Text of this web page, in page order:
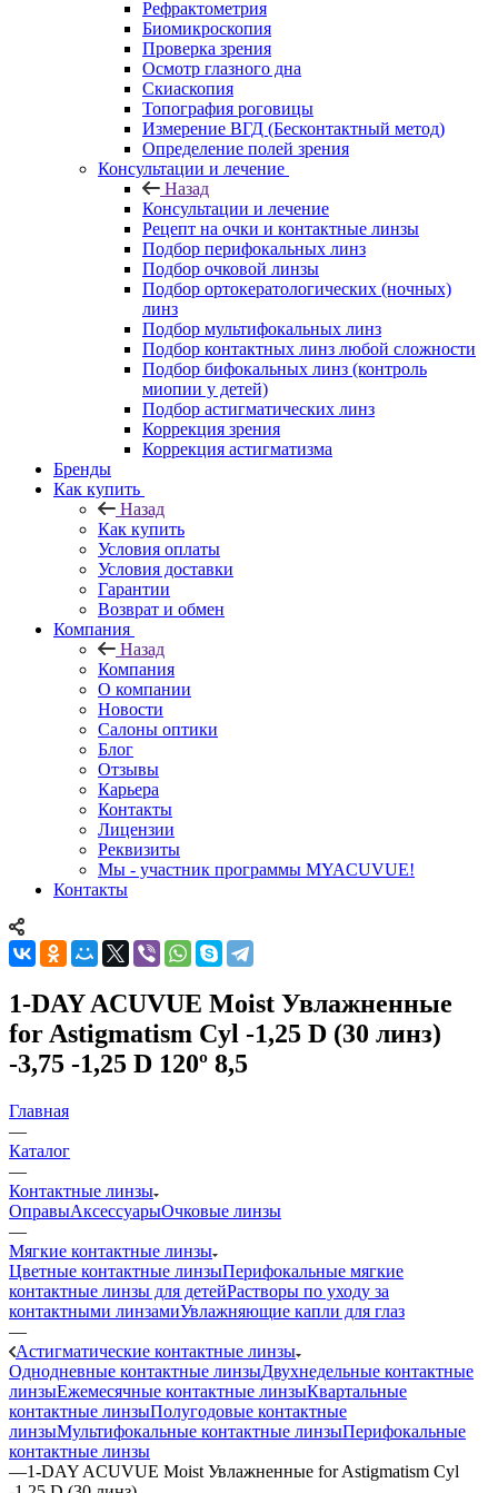
Рефрактометрия
Биомикроскопия
Проверка зрения
Осмотр глазного дна
Скиаскопия
Топография роговицы
Измерение ВГД (Бесконтактный метод)
Определение полей зрения
Консультации и лечение
Назад
Консультации и лечение
Рецепт на очки и контактные линзы
Подбор перифокальных линз
Подбор очковой линзы
Подбор ортокератологических (ночных)
линз
Подбор мультифокальных линз
Подбор контактных линз любой сложности
Подбор бифокальных линз (контроль
миопии у детей)
Подбор астигматических линз
Коррекция зрения
Коррекция астигматизма
Бренды
Как купить
Назад
Как купить
Условия оплаты
Условия доставки
Гарантии
Возврат и обмен
Компания
Назад
Компания
О компании
Новости
Салоны оптики
Блог
Отзывы
Карьера
Контакты
Лицензии
Реквизиты
Мы - участник программы MYACUVUE!
Контакты
1-DAY ACUVUE Moist Увлажненные
for Astigmatism Cyl -1,25 D (30 линз)
-3,75 -1,25 D 120º 8,5
Главная
—
Каталог
—
Контактные линзы
ОправыАксессуарыОчковые линзы
—
Мягкие контактные линзы
Цветные контактные линзыПерифокальные мягкие
контактные линзы для детейРастворы по уходу за
контактными линзамиУвлажняющие капли для глаз
—
Астигматические контактные линзы
Однодневные контактные линзыДвухнедельные контактные
линзыЕжемесячные контактные линзыКвартальные
контактные линзыПолугодовые контактные
линзыМультифокальные контактные линзыПерифокальные
контактные линзы
—1-DAY ACUVUE Moist Увлажненные for Astigmatism Cyl